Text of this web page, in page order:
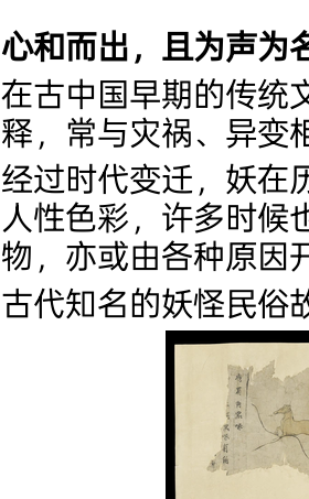
心和而出，且为声为
在古中国早期的传统
释，常与灾祸、异变
经过时代变迁，妖在
人性色彩，许多时候
物，亦或由各种原因
古代知名的妖怪民俗